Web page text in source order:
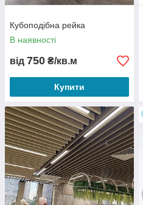
Кубоподібна рейка
В наявності
від 750 ₴/кв.м
Купити